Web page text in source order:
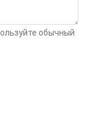
обычный